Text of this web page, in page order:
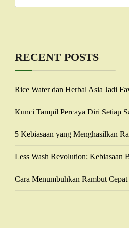
RECENT POSTS
Rice Water dan Herbal Asia Jadi
Kunci Tampil Percaya Diri Setiap
5 Kebiasaan yang Menghasilkan
Less Wash Revolution: Kebiasaan
Cara Menumbuhkan Rambut